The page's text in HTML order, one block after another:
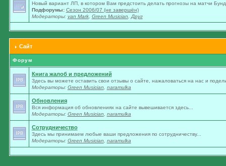
Новый вариант ЛП, в котором Вам предстоить делать прогнозы на матчи
Подфорумы: Сезон 2006/07 (не завершён)
Модераторы: van Mark, Green Musician Друг
Сайт
Форум
Книга жалоб и предложений
Здесь вы можете оставить свои отзывы о сайте, нажаловаться на нас и
Модераторы: Green Musician naramulka
Обновления
Вся информация об обновлениях на сайте вывешивается здесь...
Модераторы: Green Musician naramulka
Сотрудничество
Здесь мы принимаем любые ваши предложения по сотрудничеству...
Модераторы: Green Musician naramulka